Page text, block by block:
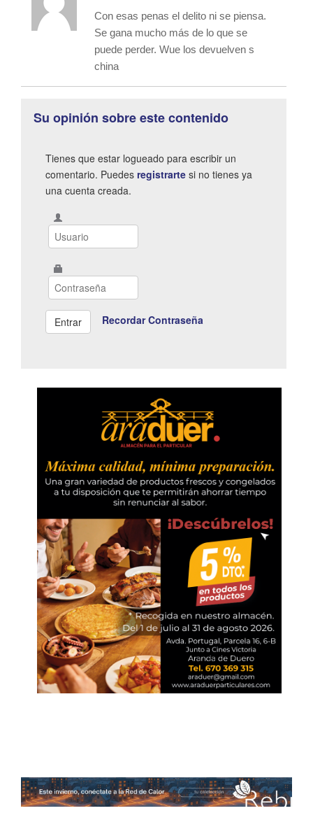
Con esas penas el delito ni se piensa.
Se gana mucho más de lo que se
puede perder. Wue los devuelven s
china
Su opinión sobre este contenido
Tienes que estar logueado para escribir un
comentario. Puedes registrarte si no tienes ya
una cuenta creada.
Recordar Contraseña